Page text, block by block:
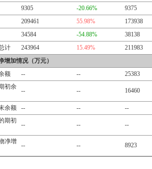
9305 -20.66% 9375
209461 55.98% 173938
34584 -54.88% 38138
计
243964 15.49% 211983
增加情况（万元）
额
-- -- 25383
初余
-- -- 16460
余额 -- -- --
期初
-- -- --
净增
-- -- 8923